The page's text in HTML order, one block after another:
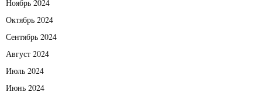
Ноябрь 2024
Октябрь 2024
Сентябрь 2024
Август 2024
Июль 2024
Июнь 2024